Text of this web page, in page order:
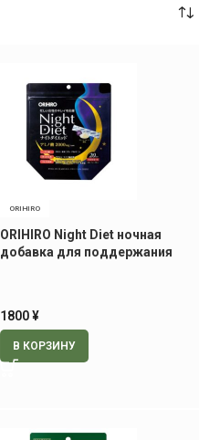
ORIHIRO
ORIHIRO Night Diet ночная
добавка для поддержания
1800¥
В КОРЗИНУ